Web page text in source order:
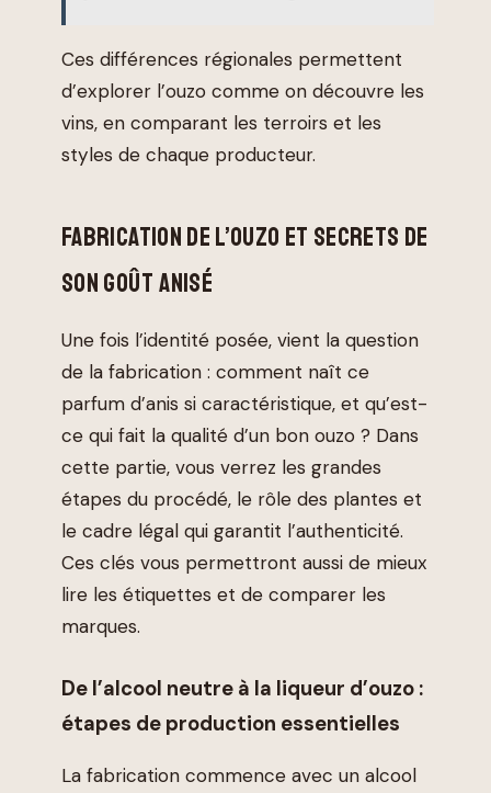
Ces différences régionales permettent
d’explorer l’ouzo comme on découvre les
vins, en comparant les terroirs et les
styles de chaque producteur.
FABRICATION DE L’OUZO ET SECRETS DE
SON GOÛT ANISÉ
Une fois l’identité posée, vient la question
de la fabrication : comment naît ce
parfum d’anis si caractéristique, et qu’est-
ce qui fait la qualité d’un bon ouzo ? Dans
cette partie, vous verrez les grandes
étapes du procédé, le rôle des plantes et
le cadre légal qui garantit l’authenticité.
Ces clés vous permettront aussi de mieux
lire les étiquettes et de comparer les
marques.
De l’alcool neutre à la liqueur d’ouzo :
étapes de production essentielles
La fabrication commence avec un alcool